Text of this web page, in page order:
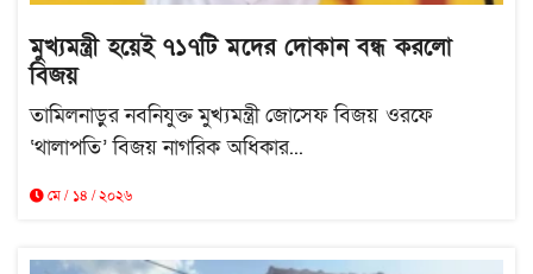
মুখ্যমন্ত্রী হয়েই ৭১৭টি মদের দোকান বন্ধ করলো
বিজয়
তামিলনাড়ুর নবনিযুক্ত মুখ্যমন্ত্রী জোসেফ বিজয় ওরফে
‘থালাপতি’ বিজয় নাগরিক অধিকার...
মে / ১৪ / ২০২৬